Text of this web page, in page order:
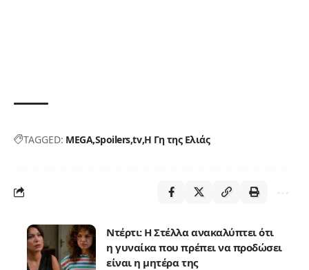
TAGGED: MEGA Spoilerstv Η Γη της Ελιάς
Ντέρτι: Η Στέλλα ανακαλύπτει ότι
η γυναίκα που πρέπει να προδώσει
είναι η μητέρα της